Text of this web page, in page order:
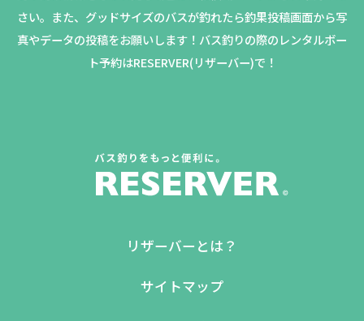
さい。 また、グッドサイズのバスが釣れたら釣果投稿画面から写
真やデータの投稿をお願いします！バス釣りの際のレンタルボー
ト予約はRESERVER(リザーバー)で！
リザーバーとは？
サイトマップ